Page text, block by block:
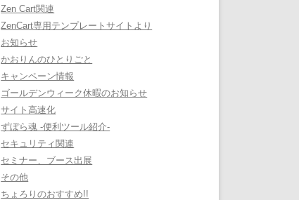
Zen Cart関連
ZenCart専用テンプレートサイトより
お知らせ
かおりんのひとりごと
キャンペーン情報
ゴールデンウィーク休暇のお知らせ
サイト高速化
ずぼら魂 -便利ツール紹介-
セキュリティ関連
セミナー、ブース出展
その他
ちょろりのおすすめ!!